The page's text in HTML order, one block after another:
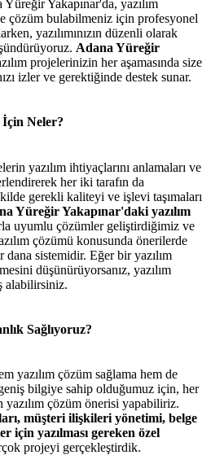
Yakapınar'da, yazılım
çözüm bulabilmeniz için profesyonel
yazılımınızın düzenli olarak
Adana Yüreğir
projelerinizin her aşamasında size
izler ve gerektiğinde destek sunar.
İçin Neler?
yazılım ihtiyaçlarını anlamaları ve
her iki tarafın da
gerekli kaliteyi ve işlevi taşımaları
Yüreğir Yakapınar'daki yazılım
uyumlu çözümler geliştirdiğimiz ve
çözümü konusunda önerilerde
sistemidir. Eğer bir yazılım
düşünürüyorsanız, yazılım
alabilirsiniz.
Sağlıyoruz?
yazılım çözüm sağlama hem de
bilgiye sahip olduğumuz için, her
çözüm önerisi yapabiliriz.
müşteri ilişkileri yönetimi, belge
için yazılması gereken özel
projeyi gerçekleştirdik.